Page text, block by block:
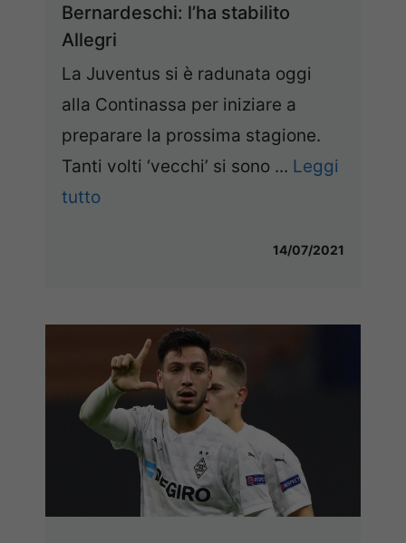
Bernardeschi: l’ha stabilito
Allegri
La Juventus si è radunata oggi
alla Continassa per iniziare a
preparare la prossima stagione.
Tanti volti ‘vecchi’ si sono ... Leggi
tutto
14/07/2021